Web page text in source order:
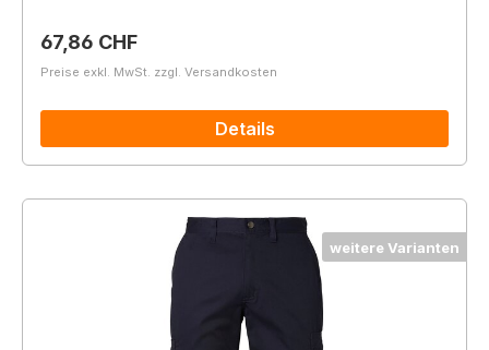
Regulärer Preis:
67,86 CHF
Preise exkl. MwSt. zzgl. Versandkosten
Details
weitere Varianten